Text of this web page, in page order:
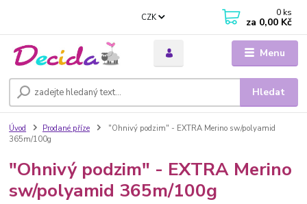
Menu
CZK
Hledat
0 ks
za 0,00 Kč
Úvod Prodané příze
"Ohnivý podzim" - EXTRA Merino sw/polyamid
365m/100g
"Ohnivý podzim" - EXTRA Merino
sw/polyamid 365m/100g